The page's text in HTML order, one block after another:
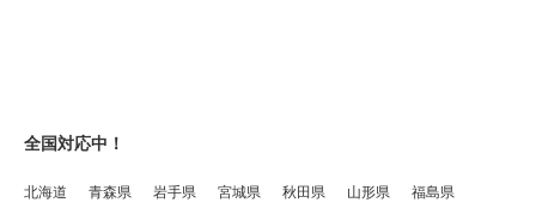
全国対応中！
北海道 青森県 岩手県 宮城県 秋田県 山形県 福島県